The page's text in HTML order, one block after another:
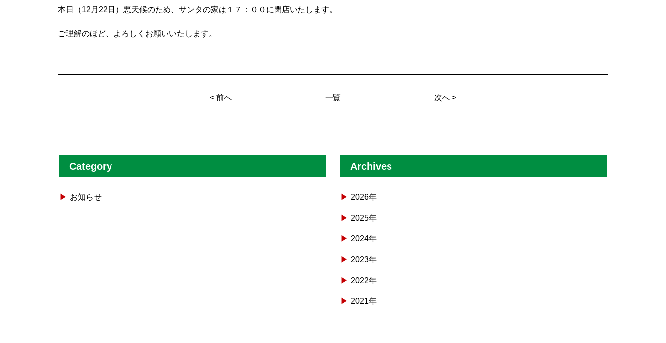
本日（12月22日）悪天候のため、サンタの家は１７：００に閉店いたします。
ご理解のほど、よろしくお願いいたします。
<前へ 一覧 次へ>
Category
お知らせ
Archives
2026年
2025年
2024年
2023年
2022年
2021年